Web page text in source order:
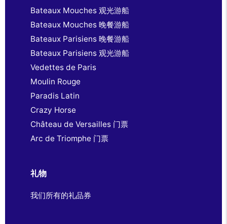
Bateaux Mouches 观光游船
Bateaux Mouches 晚餐游船
Bateaux Parisiens 晚餐游船
Bateaux Parisiens 观光游船
Vedettes de Paris
Moulin Rouge
Paradis Latin
Crazy Horse
Château de Versailles 门票
Arc de Triomphe 门票
礼物
我们所有的礼品券